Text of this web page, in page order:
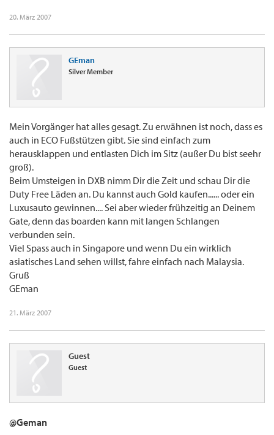
20. März 2007
GEman
Silver Member
Mein Vorgänger hat alles gesagt. Zu erwähnen ist noch, dass es
auch in ECO Fußstützen gibt. Sie sind einfach zum
herausklappen und entlasten Dich im Sitz (außer Du bist seehr
groß).
Beim Umsteigen in DXB nimm Dir die Zeit und schau Dir die
Duty Free Läden an. Du kannst auch Gold kaufen...... oder ein
Luxusauto gewinnen.... Sei aber wieder frühzeitig an Deinem
Gate, denn das boarden kann mit langen Schlangen
verbunden sein.
Viel Spass auch in Singapore und wenn Du ein wirklich
asiatisches Land sehen willst, fahre einfach nach Malaysia.
Gruß
GEman
21. März 2007
Guest
Guest
@Geman